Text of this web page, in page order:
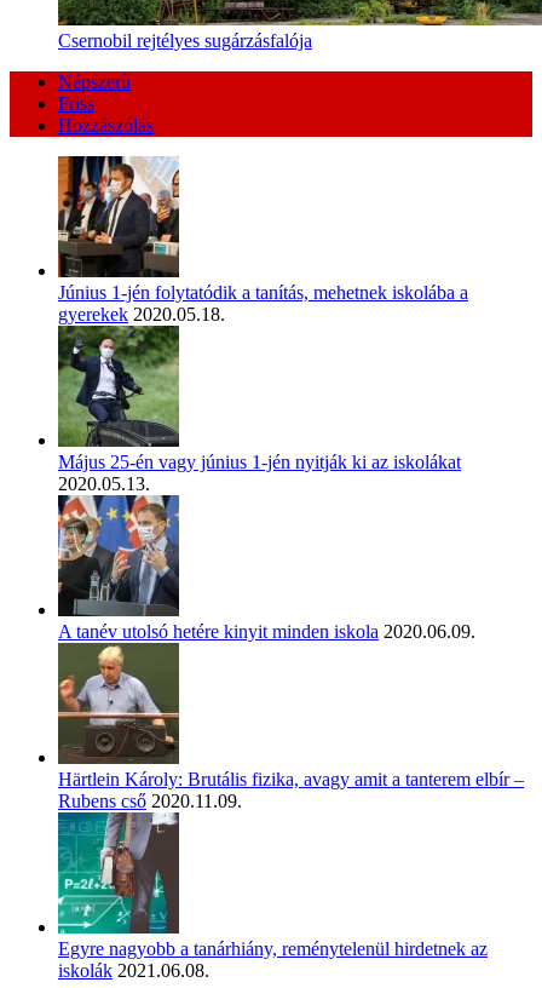
Csernobil rejtélyes sugárzásfalója
Népszerű
Friss
Hozzászólás
Június 1-jén folytatódik a tanítás, mehetnek iskolába a
gyerekek 2020.05.18.
Május 25-én vagy június 1-jén nyitják ki az iskolákat
2020.05.13.
A tanév utolsó hetére kinyit minden iskola 2020.06.09.
Härtlein Károly: Brutális fizika, avagy amit a tanterem elbír –
Rubens cső 2020.11.09.
Egyre nagyobb a tanárhiány, reménytelenül hirdetnek az
iskolák 2021.06.08.